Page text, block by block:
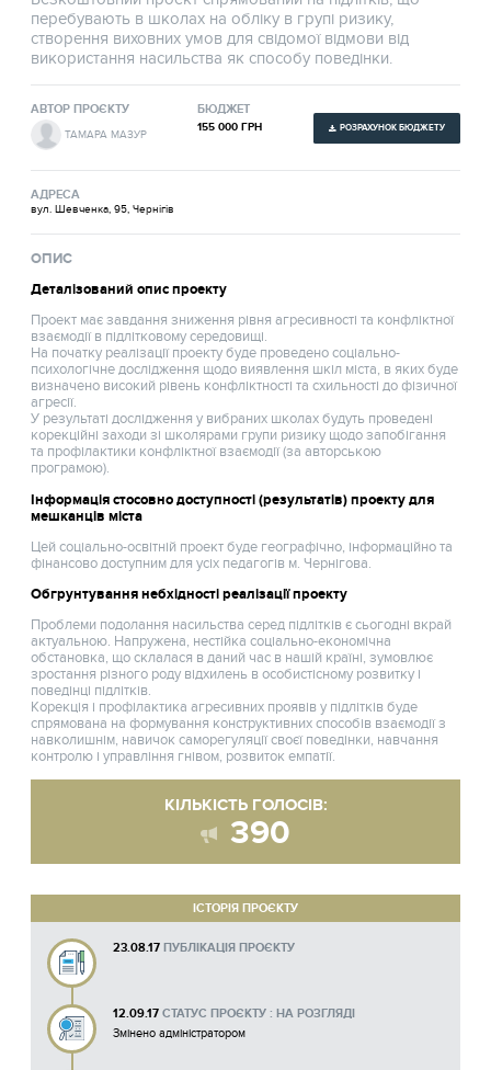
перебувають в школах на обліку в групі ризику,
створення виховних умов для свідомої відмови від
використання насильства як способу поведінки.
АВТОР ПРОЄКТУ
ТАМАРА МАЗУР
БЮДЖЕТ
155 000 ГРН РОЗРАХУНОК БЮДЖЕТУ
АДРЕСА
вул. Шевченка, 95, Чернігів
ОПИС
Деталізований опис проекту
Проект має завдання зниження рівня агресивності та конфліктної
взаємодії в підлітковому середовищі.
На початку реалізації проекту буде проведено соціально-
психологічне дослідження щодо виявлення шкіл міста, в яких буде
визначено високий рівень конфліктності та схильності до фізичної
агресії.
У результаті дослідження у вибраних школах будуть проведені
корекційні заходи зі школярами групи ризику щодо запобігання
та профілактики конфліктної взаємодії (за авторською
програмою).
Інформація стосовно доступності (результатів) проекту для
мешканців міста
Цей соціально-освітній проект буде географічно, інформаційно та
фінансово доступним для усіх педагогів м. Чернігова.
Обгрунтування небхідності реалізації проекту
Проблеми подолання насильства серед підлітків є сьогодні вкрай
актуальною. Напружена, нестійка соціально-економічна
обстановка, що склалася в даний час в нашій країні, зумовлює
зростання різного роду відхилень в особистісному розвитку і
поведінці підлітків.
Корекція і профілактика агресивних проявів у підлітків буде
спрямована на формування конструктивних способів взаємодії з
навколишнім, навичок саморегуляції своєї поведінки, навчання
контролю і управління гнівом, розвиток емпатії.
КІЛЬКІСТЬ ГОЛОСІВ:
390
ІСТОРІЯ ПРОЄКТУ
23.08.17 ПУБЛІКАЦІЯ ПРОЄКТУ
12.09.17 СТАТУС ПРОЄКТУ : НА РОЗГЛЯДІ
Змінено адміністратором